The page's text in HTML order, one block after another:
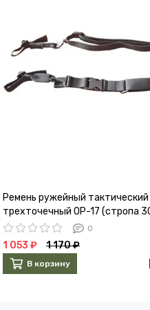
Ремень ружейный тактический
трехточечный ОР-17 (стропа
хаки)
0
1 053 ₽ 1 170 ₽
В корзину